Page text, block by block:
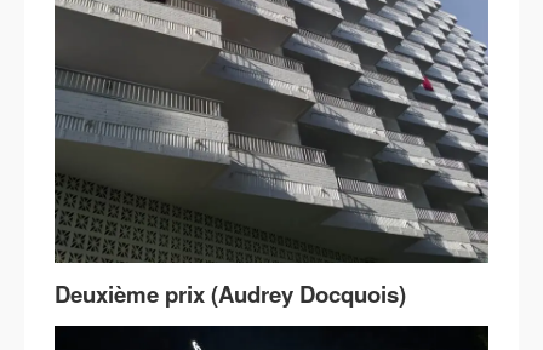
Deuxième prix (Audrey Docquois)